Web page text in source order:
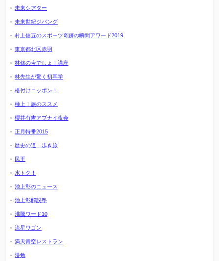
未来シアター
未来世紀ジパング
村上信五のスポーツ奇跡の瞬間アワード2019
東京都北区赤羽
林修の今でしょ！講座
林先生が驚く初耳学
格付けニッポン！
極上！旅のススメ
櫻井有吉アブナイ夜会
正月特番2015
歴史の道 歩き旅
民王
水トク！
池上彰のニュース
池上彰解説塾
沸騰ワード10
流星ワゴン
満天青空レストラン
漫勉